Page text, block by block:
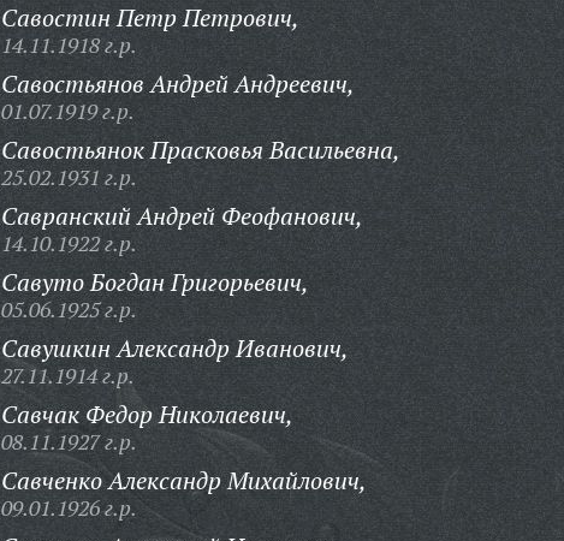
Савостин Петр Петрович,
14.11.1918 г.р.
Савостьянов Андрей Андреевич,
01.07.1919 г.р.
Савостьянок Прасковья Васильевна,
25.02.1931 г.р.
Савранский Андрей Феофанович,
14.10.1922 г.р.
Савуто Богдан Григорьевич,
05.06.1925 г.р.
Савушкин Александр Иванович,
27.11.1914 г.р.
Савчак Федор Николаевич,
08.11.1927 г.р.
Савченко Александр Михайлович,
09.01.1926 г.р.